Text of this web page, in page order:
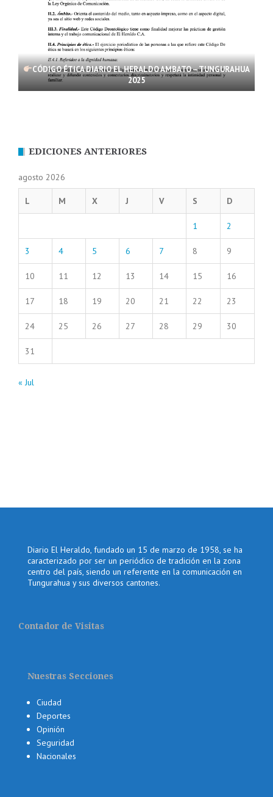
CÓDIGO ÉTICA DIARIO EL HERALDO AMBATO – TUNGURAHUA
2025
EDICIONES ANTERIORES
agosto 2026
L M X J V S D
1 2
3 4 5 6 7 8 9
10 11 12 13 14 15 16
17 18 19 20 21 22 23
24 25 26 27 28 29 30
31
« Jul
Diario El Heraldo, fundado un 15 de marzo de 1958, se ha
caracterizado por ser un periódico de tradición en la zona
centro del país, siendo un referente en la comunicación en
Tungurahua y sus diversos cantones.
Contador de Visitas
Nuestras Secciones
Ciudad
Deportes
Opinión
Seguridad
Nacionales